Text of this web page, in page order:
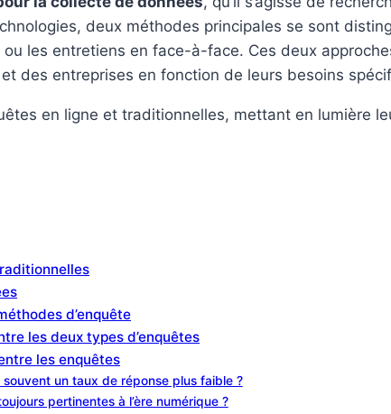
deux méthodes principales se sont
les entretiens en face-à-face. Ces deux
des entreprises en fonction de leurs besoins
en ligne et traditionnelles, mettant en lumière
d’enquête
les deux types d’enquêtes
les enquêtes
un taux de réponse plus faible ?
pertinentes à l’ère numérique ?